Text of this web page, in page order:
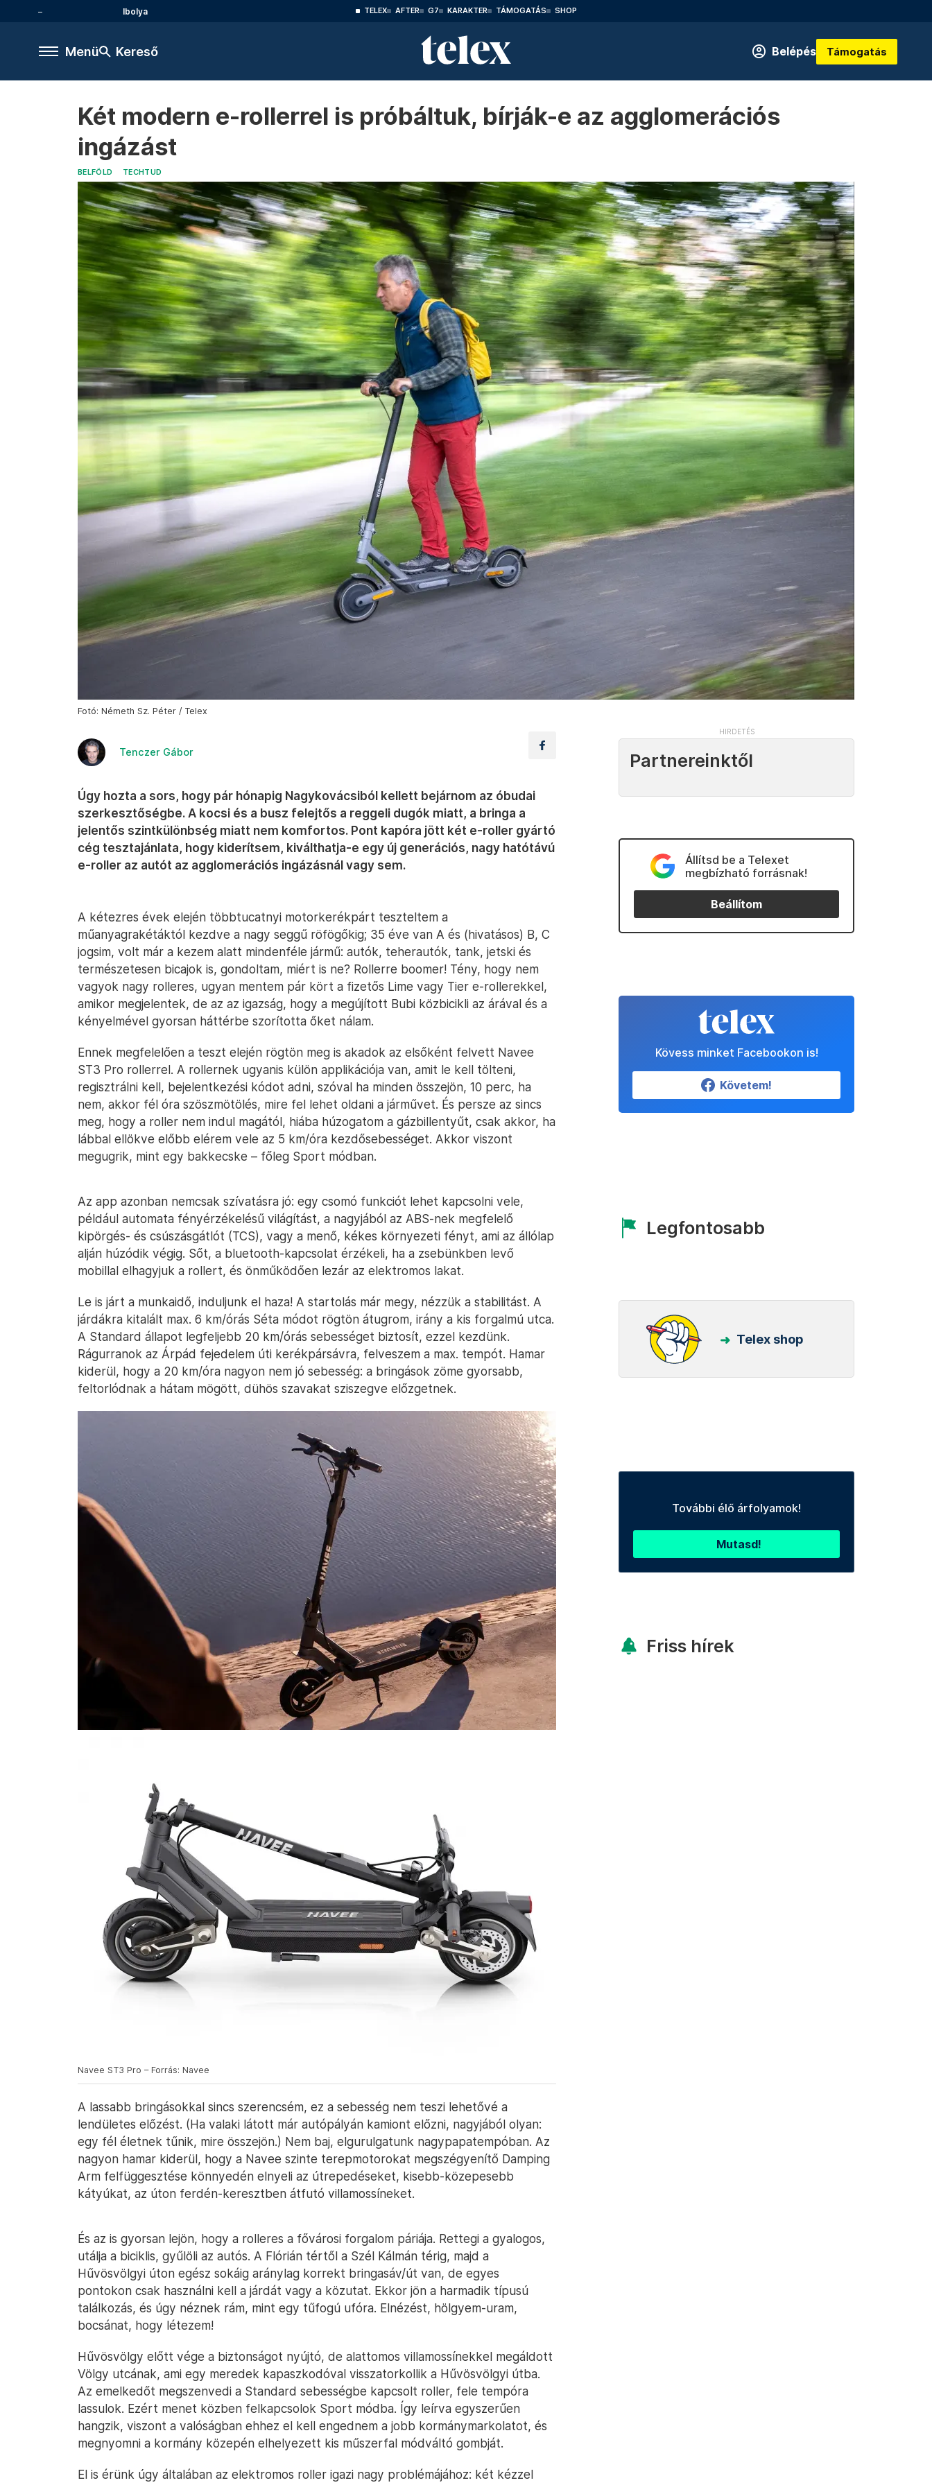
Ibolya TELEX AFTER G7 KARAKTER TÁMOGATÁS SHOP
Menü Kereső Belépés Támogatás
Két modern e-rollerrel is próbáltuk, bírják-e az agglomerációs
ingázást
BELFÖLD TECHTUD
Fotó: Németh Sz. Péter / Telex
Tenczer Gábor
Úgy hozta a sors, hogy pár hónapig Nagykovácsiból kellett bejárnom az óbudai
szerkesztőségbe. A kocsi és a busz felejtős a reggeli dugók miatt, a bringa a
jelentős szintkülönbség miatt nem komfortos. Pont kapóra jött két e-roller gyártó
cég tesztajánlata, hogy kiderítsem, kiválthatja-e egy új generációs, nagy hatótávú
e-roller az autót az agglomerációs ingázásnál vagy sem.
A kétezres évek elején többtucatnyi motorkerékpárt teszteltem a
műanyagrakétáktól kezdve a nagy seggű röfögőkig; 35 éve van A és (hivatásos) B, C
jogsim, volt már a kezem alatt mindenféle jármű: autók, teherautók, tank, jetski és
természetesen bicajok is, gondoltam, miért is ne? Rollerre boomer! Tény, hogy nem
vagyok nagy rolleres, ugyan mentem pár kört a fizetős Lime vagy Tier e-rollerekkel,
amikor megjelentek, de az az igazság, hogy a megújított Bubi közbicikli az árával és a
kényelmével gyorsan háttérbe szorította őket nálam.
Ennek megfelelően a teszt elején rögtön meg is akadok az elsőként felvett Navee
ST3 Pro rollerrel. A rollernek ugyanis külön applikációja van, amit le kell tölteni,
regisztrálni kell, bejelentkezési kódot adni, szóval ha minden összejön, 10 perc, ha
nem, akkor fél óra szöszmötölés, mire fel lehet oldani a járművet. És persze az sincs
meg, hogy a roller nem indul magától, hiába húzogatom a gázbillentyűt, csak akkor, ha
lábbal ellökve előbb elérem vele az 5 km/óra kezdősebességet. Akkor viszont
megugrik, mint egy bakkecske – főleg Sport módban.
Az app azonban nemcsak szívatásra jó: egy csomó funkciót lehet kapcsolni vele,
például automata fényérzékelésű világítást, a nagyjából az ABS-nek megfelelő
kipörgés- és csúszásgátlót (TCS), vagy a menő, kékes környezeti fényt, ami az állólap
alján húzódik végig. Sőt, a bluetooth-kapcsolat érzékeli, ha a zsebünkben levő
mobillal elhagyjuk a rollert, és önműködően lezár az elektromos lakat.
Le is járt a munkaidő, induljunk el haza! A startolás már megy, nézzük a stabilitást. A
járdákra kitalált max. 6 km/órás Séta módot rögtön átugrom, irány a kis forgalmú utca.
A Standard állapot legfeljebb 20 km/órás sebességet biztosít, ezzel kezdünk.
Rágurranok az Árpád fejedelem úti kerékpársávra, felveszem a max. tempót. Hamar
kiderül, hogy a 20 km/óra nagyon nem jó sebesség: a bringások zöme gyorsabb,
feltorlódnak a hátam mögött, dühös szavakat sziszegve előzgetnek.
Navee ST3 Pro – Forrás: Navee
A lassabb bringásokkal sincs szerencsém, ez a sebesség nem teszi lehetővé a
lendületes előzést. (Ha valaki látott már autópályán kamiont előzni, nagyjából olyan:
egy fél életnek tűnik, mire összejön.) Nem baj, elgurulgatunk nagypapatempóban. Az
nagyon hamar kiderül, hogy a Navee szinte terepmotorokat megszégyenítő Damping
Arm felfüggesztése könnyedén elnyeli az útrepedéseket, kisebb-közepesebb
kátyúkat, az úton ferdén-keresztben átfutó villamossíneket.
És az is gyorsan lejön, hogy a rolleres a fővárosi forgalom páriája. Rettegi a gyalogos,
utálja a biciklis, gyűlöli az autós. A Flórián tértől a Szél Kálmán térig, majd a
Hűvösvölgyi úton egész sokáig aránylag korrekt bringasáv/út van, de egyes
pontokon csak használni kell a járdát vagy a közutat. Ekkor jön a harmadik típusú
találkozás, és úgy néznek rám, mint egy tűfogú ufóra. Elnézést, hölgyem-uram,
bocsánat, hogy létezem!
Hűvösvölgy előtt vége a biztonságot nyújtó, de alattomos villamossínekkel megáldott
Völgy utcának, ami egy meredek kapaszkodóval visszatorkollik a Hűvösvölgyi útba.
Az emelkedőt megszenvedi a Standard sebességbe kapcsolt roller, fele tempóra
lassulok. Ezért menet közben felkapcsolok Sport módba. Így leírva egyszerűen
hangzik, viszont a valóságban ehhez el kell engednem a jobb kormánymarkolatot, és
megnyomni a kormány közepén elhelyezett kis műszerfal módváltó gombját.
El is érünk úgy általában az elektromos roller igazi nagy problémájához: két kézzel
Partnereinktől
Állítsd be a Telexet
megbízható forrásnak!
Beállítom
Kövess minket Facebookon is!
Követem!
Legfontosabb
Telex shop
További élő árfolyamok!
Mutasd!
Friss hírek